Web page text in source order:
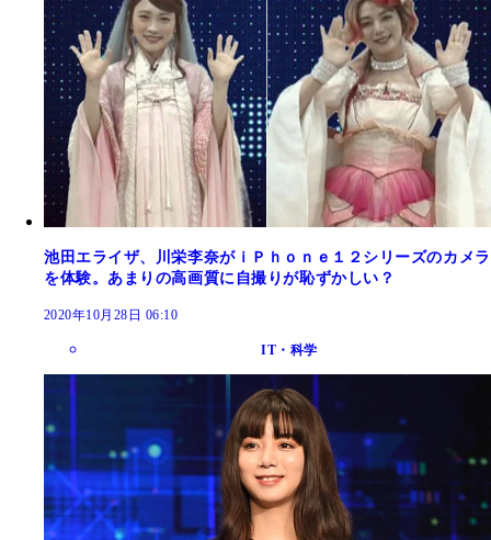
池田エライザ、川栄李奈がｉＰｈｏｎｅ１２シリーズのカメラ
を体験。あまりの高画質に自撮りが恥ずかしい？
2020年10月28日 06:10
IT・科学